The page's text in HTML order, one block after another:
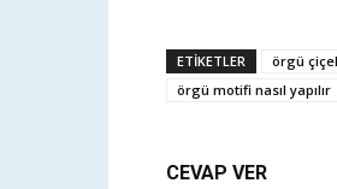
ETİKETLER örgü
örgü motifi nasıl yapılır
CEVAP VER